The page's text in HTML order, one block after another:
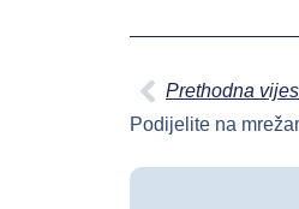
Prethodna
Podijelite na